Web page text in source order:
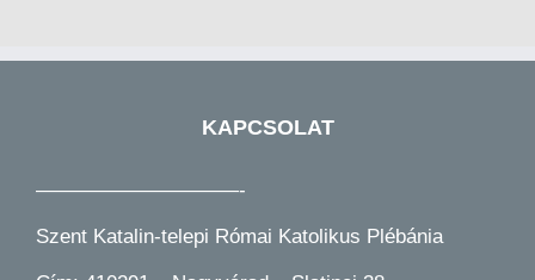
KAPCSOLAT
——————————-
Szent Katalin-telepi Római Katolikus Plébánia